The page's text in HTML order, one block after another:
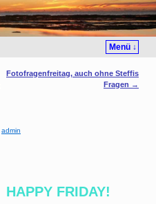
Menü ↓
Fotofragenfreitag, auch ohne Steffis
Fragen →
admin
HAPPY FRIDAY!